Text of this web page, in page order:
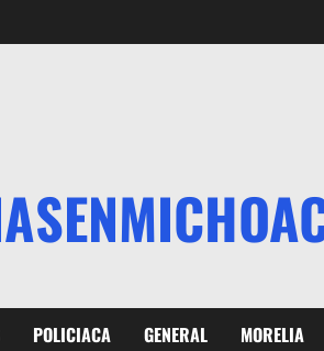
POLICIACA GENERAL MORELIA